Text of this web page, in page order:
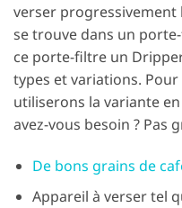
verser progressivement
se trouve dans un
ce porte-filtre un
types et variations.
utiliserons la variante
avez-vous besoin ? Pas
De bons grains de
Appareil à verser tel